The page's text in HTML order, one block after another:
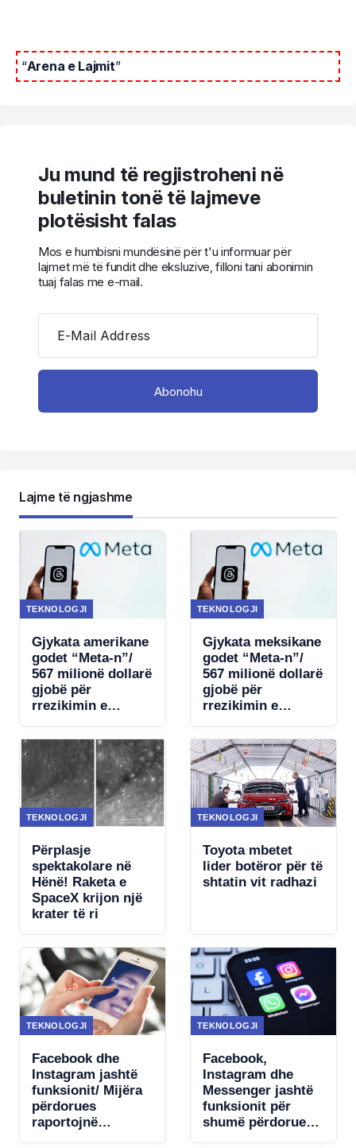
“Arena e Lajmit”
Ju mund të regjistroheni në
buletinin tonë të lajmeve
plotësisht falas
Mos e humbisni mundësinë për t'u informuar për
lajmet më të fundit dhe eksluzive, filloni tani abonimin
tuaj falas me e-mail.
E-Mail Address
Lajme të ngjashme
TEKNOLOGJI
Gjykata amerikane
godet “Meta-n”/
567 milionë dollarë
gjobë për
rrezikimin e
TEKNOLOGJI
Gjykata meksikane
godet “Meta-n”/
567 milionë dollarë
gjobë për
rrezikimin e
TEKNOLOGJI
Përplasje
spektakolare në
Hënë! Raketa e
SpaceX krijon një
krater të ri
TEKNOLOGJI
Toyota mbetet
lider botëror për të
shtatin vit radhazi
TEKNOLOGJI
Facebook dhe
Instagram jashtë
funksionit/ Mijëra
përdorues
raportojnë
TEKNOLOGJI
Facebook,
Instagram dhe
Messenger jashtë
funksionit për
shumë përdorues/